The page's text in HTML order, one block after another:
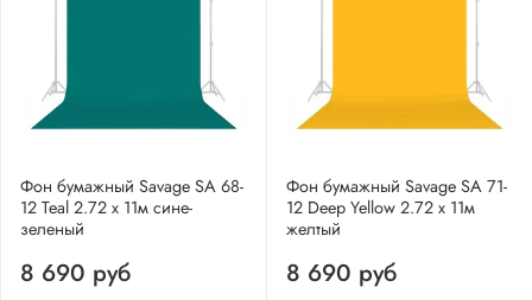
Фон бумажный Savage SA 68-
12 Teal 2.72 x 11м сине-
зеленый
8 690 руб
Фон бумажный Savage SA 71-
12 Deep Yellow 2.72 x 11м
желтый
8 690 руб